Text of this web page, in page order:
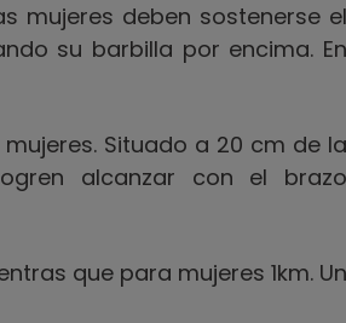
mujeres deben sostenerse el
su barbilla por encima. En
Situado a 20 cm de la
alcanzar con el brazo
que para mujeres 1km. Un